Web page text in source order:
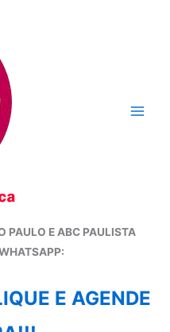
PAULO E ABC PAULISTA
E AGENDE